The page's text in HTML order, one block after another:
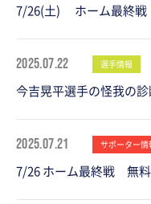
7/26(土) ホーム最終戦
2025.07.22 選手情報
今吉晃平選手の怪我の
2025.07.21 サポーター情
7/26 ホーム最終戦 無